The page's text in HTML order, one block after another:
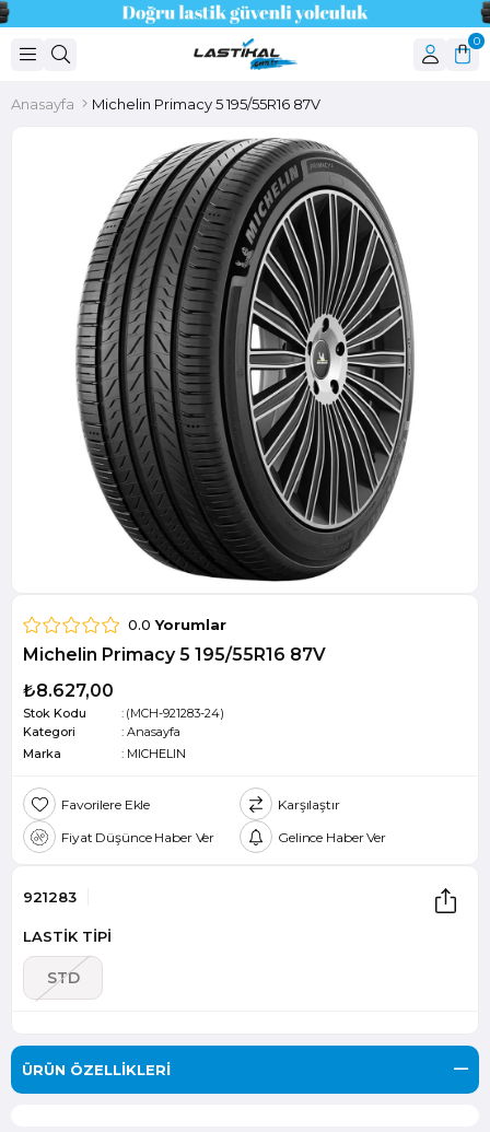
0
Anasayfa Michelin Primacy 5 195/55R16 87V
0.0 Yorumlar
Michelin Primacy 5 195/55R16 87V
₺8.627,00
Stok Kodu
(MCH-921283-24)
Kategori
: Anasayfa
Marka
: MICHELIN
Favorilere Ekle
Karşılaştır
Fiyat Düşünce Haber Ver
Gelince Haber Ver
921283
LASTİK TİPİ
STD
ÜRÜN ÖZELLIKLERI